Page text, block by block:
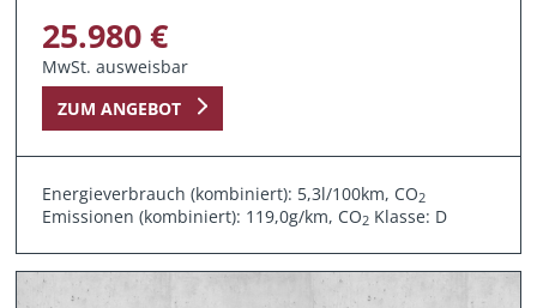
25.980 €
MwSt. ausweisbar
ZUM ANGEBOT
Energieverbrauch (kombiniert): 5,3l/100km, CO2
Emissionen (kombiniert): 119,0g/km, CO2 Klasse: D